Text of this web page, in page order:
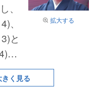
拡大する
、
、
と
に
し
く見る